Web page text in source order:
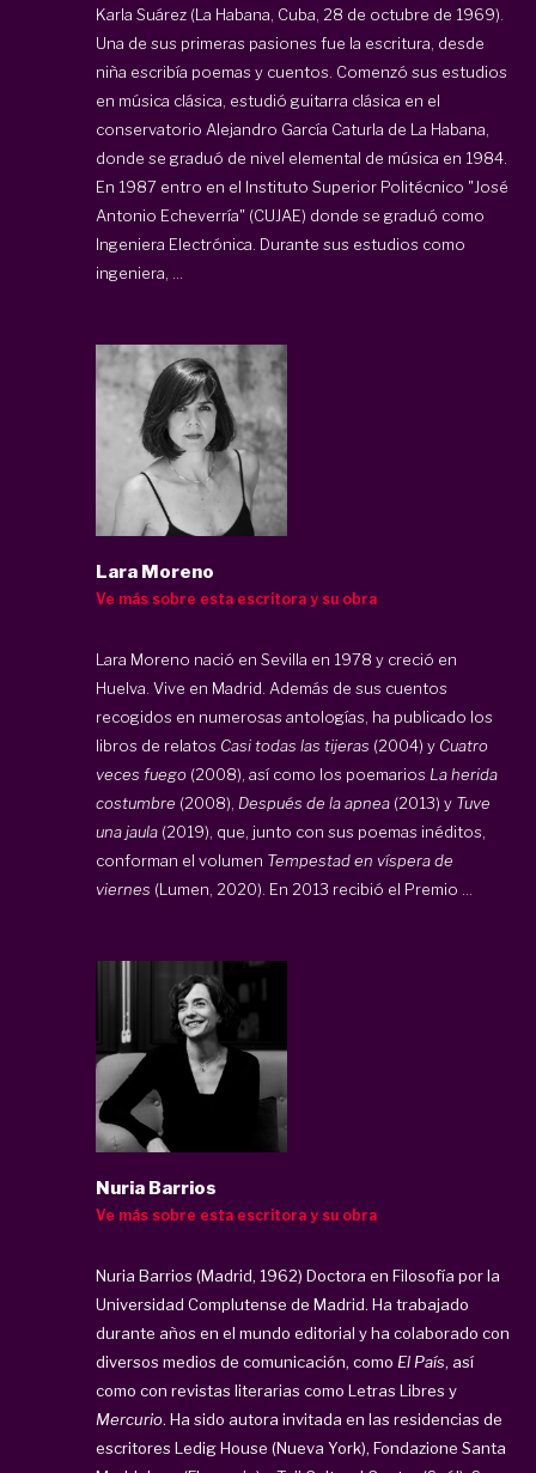
Karla Suárez (La Habana, Cuba, 28 de octubre de 1969).
Una de sus primeras pasiones fue la escritura, desde
niña escribía poemas y cuentos. Comenzó sus estudios
en música clásica, estudió guitarra clásica en el
conservatorio Alejandro García Caturla de La Habana,
donde se graduó de nivel elemental de música en 1984.
En 1987 entro en el Instituto Superior Politécnico "José
Antonio Echeverría" (CUJAE) donde se graduó como
Ingeniera Electrónica. Durante sus estudios como
ingeniera, ...
Lara Moreno
Ve más sobre esta escritora y su obra
Lara Moreno nació en Sevilla en 1978 y creció en
Huelva. Vive en Madrid. Además de sus cuentos
recogidos en numerosas antologías, ha publicado los
libros de relatos Casi todas las tijeras (2004) y Cuatro
veces fuego (2008), así como los poemarios La herida
costumbre (2008), Después de la apnea (2013) y Tuve
una jaula (2019), que, junto con sus poemas inéditos,
conforman el volumen Tempestad en víspera de
viernes (Lumen, 2020). En 2013 recibió el Premio ...
Nuria Barrios
Ve más sobre esta escritora y su obra
Nuria Barrios (Madrid, 1962) Doctora en Filosofía por la
Universidad Complutense de Madrid. Ha trabajado
durante años en el mundo editorial y ha colaborado con
diversos medios de comunicación, como El País, así
como con revistas literarias como Letras Libres y
Mercurio. Ha sido autora invitada en las residencias de
escritores Ledig House (Nueva York), Fondazione Santa